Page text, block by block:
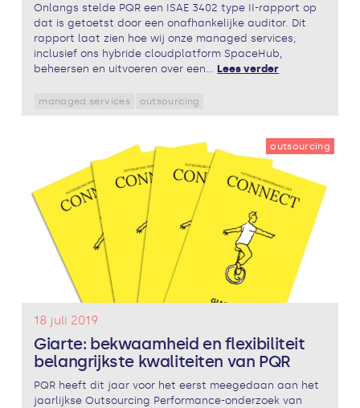
Onlangs stelde PQR een ISAE 3402 type II-rapport op
dat is getoetst door een onafhankelijke auditor. Dit
rapport laat zien hoe wij onze managed services,
inclusief ons hybride cloudplatform SpaceHub,
beheersen en uitvoeren over een... Lees verder
managed services outsourcing
outsourcing
18 juli 2019
Giarte: bekwaamheid en flexibiliteit
belangrijkste kwaliteiten van PQR
PQR heeft dit jaar voor het eerst meegedaan aan het
jaarlijkse Outsourcing Performance-onderzoek van